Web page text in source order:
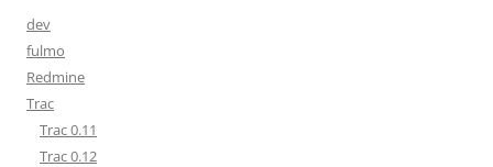
dev
fulmo
Redmine
Trac
Trac 0.11
Trac 0.12